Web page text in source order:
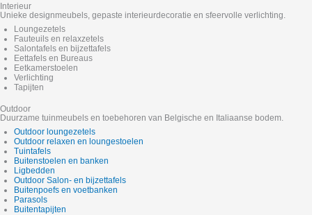
Interieur
Unieke designmeubels, gepaste interieurdecoratie en sfeervolle verlichting.
Loungezetels
Fauteuils en relaxzetels
Salontafels en bijzettafels
Eettafels en Bureaus
Eetkamerstoelen
Verlichting
Tapijten
Outdoor
Duurzame tuinmeubels en toebehoren van Belgische en Italiaanse bodem.
Outdoor loungezetels
Outdoor relaxen en loungestoelen
Tuintafels
Buitenstoelen en banken
Ligbedden
Outdoor Salon- en bijzettafels
Buitenpoefs en voetbanken
Parasols
Buitentapijten